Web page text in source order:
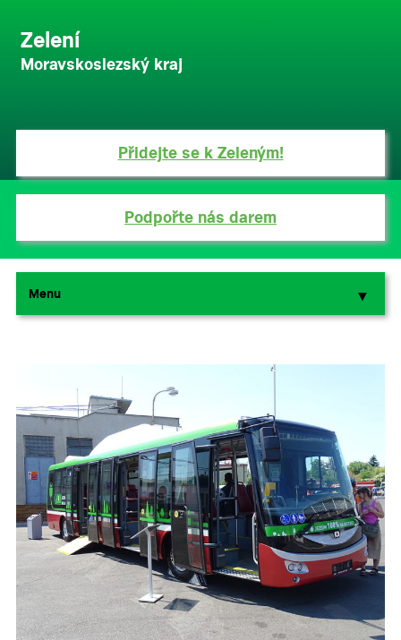
Zelení
Moravskoslezský kraj
Přidejte se k Zeleným!
Podpořte nás darem
Menu ▼
▼
▼